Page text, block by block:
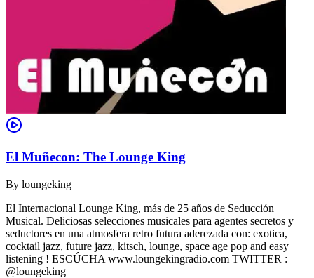
El Muñecon: The Lounge King
By loungeking
El Internacional Lounge King, más de 25 años de Seducción
Musical. Deliciosas selecciones musicales para agentes secretos y
seductores en una atmosfera retro futura aderezada con: exotica,
cocktail jazz, future jazz, kitsch, lounge, space age pop and easy
listening ! ESCÚCHA www.loungekingradio.com TWITTER :
@loungeking